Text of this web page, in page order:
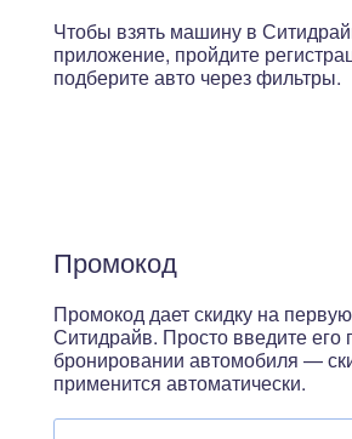
Чтобы взять машину в
приложение, пройдите
подберите авто через фильтры.
Промокод
Промокод дает скидку на
Ситидрайв. Просто введите его
бронировании автомобиля —
применится автоматически.